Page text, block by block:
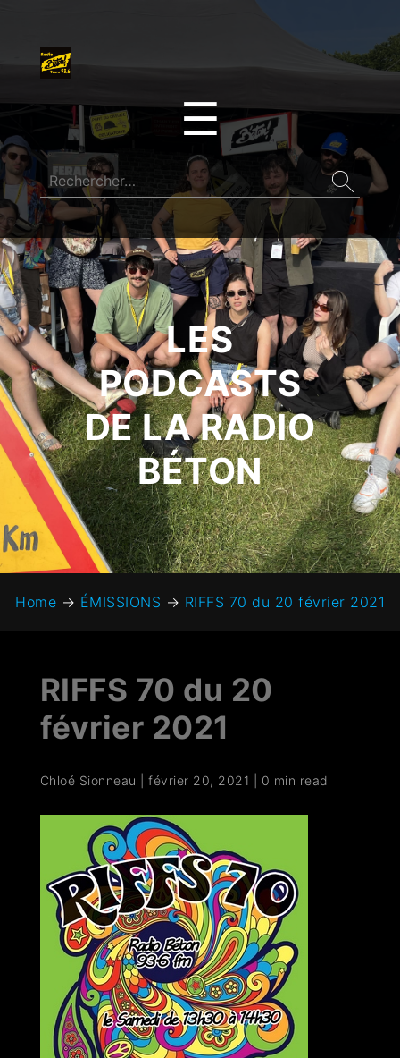
☰
LES
PODCASTS
DE LA RADIO
BÉTON
Home → ÉMISSIONS → RIFFS 70 du 20 février 2021
RIFFS 70 du 20
février 2021
Chloé Sionneau |février 20, 2021 0 min read